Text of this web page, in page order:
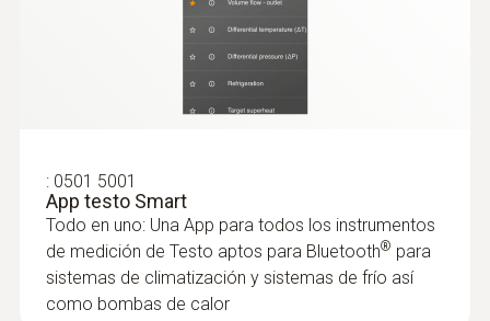
:0602 2693
Sonda de inmersión/penetración de
rápida reacción (TP tipo K)
Punta de la sonda fina de 1,5 mm para un
: 0501 5001
App testo Smart
Todo en uno: Una App para todos los instrumentos
de medición de Testo aptos para Bluetooth® para
sistemas de climatización y sistemas de frío así
como bombas de calor